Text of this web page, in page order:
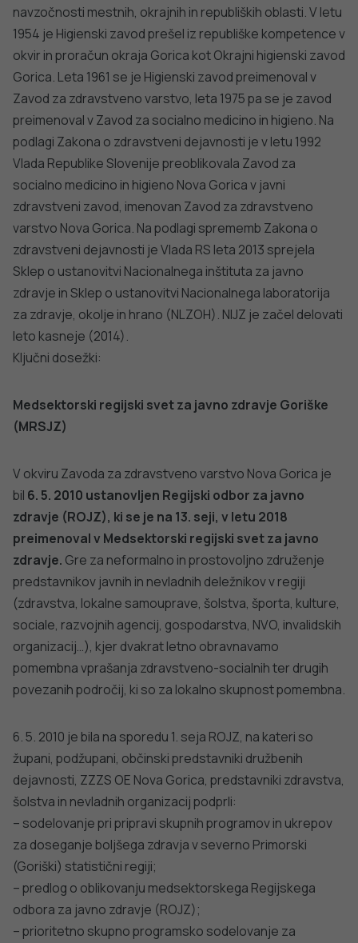
navzočnosti mestnih, okrajnih in republiških oblasti. V letu
1954 je Higienski zavod prešel iz republiške kompetence v
okvir in proračun okraja Gorica kot Okrajni higienski zavod
Gorica. Leta 1961 se je Higienski zavod preimenoval v
Zavod za zdravstveno varstvo, leta 1975 pa se je zavod
preimenoval v Zavod za socialno medicino in higieno. Na
podlagi Zakona o zdravstveni dejavnosti je v letu 1992
Vlada Republike Slovenije preoblikovala Zavod za
socialno medicino in higieno Nova Gorica v javni
zdravstveni zavod, imenovan Zavod za zdravstveno
varstvo Nova Gorica. Na podlagi sprememb Zakona o
zdravstveni dejavnosti je Vlada RS leta 2013 sprejela
Sklep o ustanovitvi Nacionalnega inštituta za javno
zdravje in Sklep o ustanovitvi Nacionalnega laboratorija
za zdravje, okolje in hrano (NLZOH). NIJZ je začel delovati
leto kasneje (2014).
Ključni dosežki:
Medsektorski regijski svet za javno zdravje Goriške
(MRSJZ)
V okviru Zavoda za zdravstveno varstvo Nova Gorica je
bil 6. 5. 2010 ustanovljen Regijski odbor za javno
zdravje (ROJZ), ki se je na 13. seji, v letu 2018
preimenoval v Medsektorski regijski svet za javno
zdravje. Gre za neformalno in prostovoljno združenje
predstavnikov javnih in nevladnih deležnikov v regiji
(zdravstva, lokalne samouprave, šolstva, športa, kulture,
sociale, razvojnih agencij, gospodarstva, NVO, invalidskih
organizacij…), kjer dvakrat letno obravnavamo
pomembna vprašanja zdravstveno-socialnih ter drugih
povezanih področij, ki so za lokalno skupnost pomembna.
6. 5. 2010 je bila na sporedu 1. seja ROJZ, na kateri so
župani, podžupani, občinski predstavniki družbenih
dejavnosti, ZZZS OE Nova Gorica, predstavniki zdravstva,
šolstva in nevladnih organizacij podprli:
– sodelovanje pri pripravi skupnih programov in ukrepov
za doseganje boljšega zdravja v severno Primorski
(Goriški) statistični regiji;
– predlog o oblikovanju medsektorskega Regijskega
odbora za javno zdravje (ROJZ);
– prioritetno skupno programsko sodelovanje za